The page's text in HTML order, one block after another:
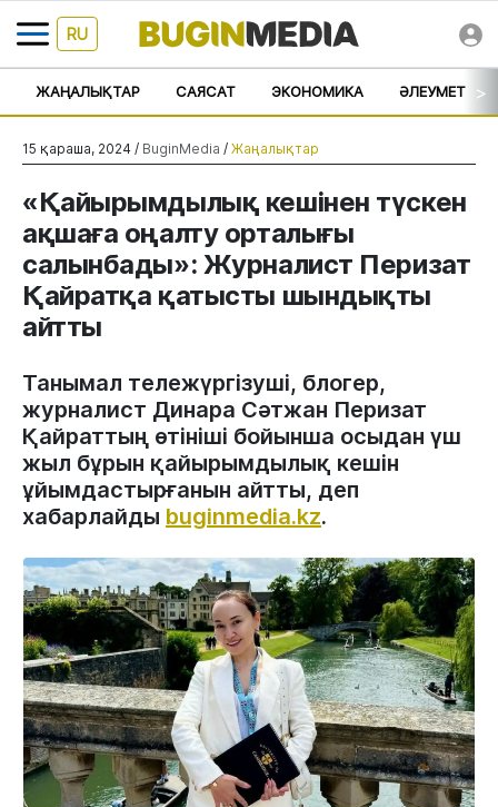
RU
ЖАҢАЛЫҚТАР САЯСАТ ЭКОНОМИКА ӘЛЕУМЕТ >
15 қараша, 2024 / BuginMedia / Жаңалықтар
«Қайырымдылық кешінен түскен
ақшаға оңалту орталығы
салынбады»: Журналист Перизат
Қайратқа қатысты шындықты
айтты
Танымал тележүргізуші, блогер,
журналист Динара Сәтжан Перизат
Қайраттың өтініші бойынша осыдан үш
жыл бұрын қайырымдылық кешін
ұйымдастырғанын айтты, деп
хабарлайды buginmedia.kz.